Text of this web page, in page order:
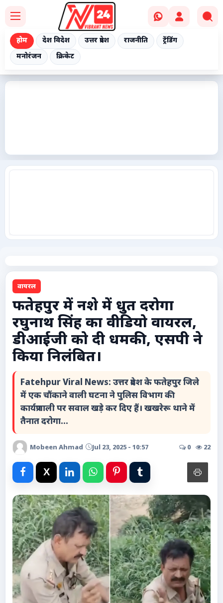
होम देश विदेश उत्तर प्रदेश राजनीति
ट्रेंडिंग
मनोरंजन
क्रिकेट
ट्रेंडिंग
टेक्नोलॉजी / गैजेट्स
लाइफस्टाइल
वायरल
स्पेशल
विशेष लेख
धर्म और अध्यात्म
Advertise with Us
Events
Gallery
Videos
Contacts
वायरल
फतेहपुर में नशे में धुत दरोगा
रघुनाथ सिंह का वीडियो वायरल,
डीआईजी को दी धमकी, एसपी ने
किया निलंबित।
Fatehpur Viral News: उत्तर प्रदेश के फतेहपुर जिले
में एक चौंकाने वाली घटना ने पुलिस विभाग की
कार्यप्रणाली पर सवाल खड़े कर दिए हैं। खखरेरू थाने में
तैनात दरोगा...
Mobeen Ahmad Jul 23, 2025 - 10:57 0 22